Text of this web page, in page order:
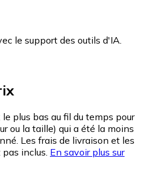
le support des outils d'IA.
plus bas au fil du temps pour
ou la taille) qui a été la moins
Les frais de livraison et les
inclus. En savoir plus sur